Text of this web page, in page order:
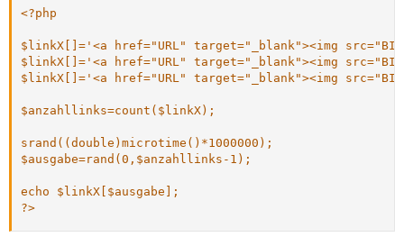
<?php
$linkX[]='<a href="URL" target="_blank"><img
$linkX[]='<a href="URL" target="_blank"><img
$linkX[]='<a href="URL" target="_blank"><img
$anzahllinks=count($linkX);
srand((double)microtime()*1000000);
$ausgabe=rand(0,$anzahllinks-1);
echo $linkX[$ausgabe];
?>